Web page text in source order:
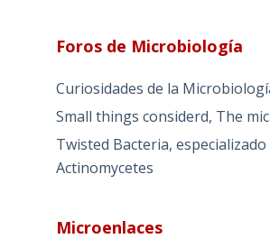
Foros de Microbiología
Curiosidades de la
Small things considerd, The
Twisted Bacteria, especializado
Actinomycetes
Microenlaces